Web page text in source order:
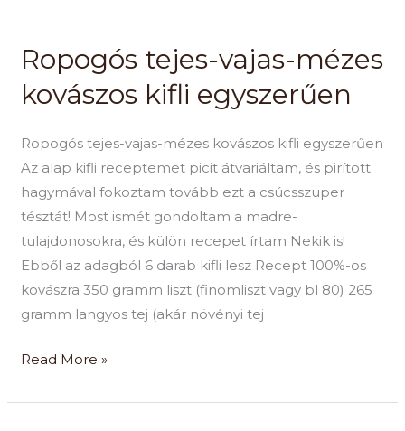
Ropogós tejes-vajas-mézes
kovászos kifli egyszerűen
Ropogós tejes-vajas-mézes kovászos kifli egyszerűen
Az alap kifli receptemet picit átvariáltam, és pirított
hagymával fokoztam tovább ezt a csúcsszuper
tésztát! Most ismét gondoltam a madre-
tulajdonosokra, és külön recepet írtam Nekik is!
Ebből az adagból 6 darab kifli lesz Recept 100%-os
kovászra 350 gramm liszt (finomliszt vagy bl 80) 265
gramm langyos tej (akár növényi tej
vajas-
mézes
kovászos
egyszerűen
Read More »